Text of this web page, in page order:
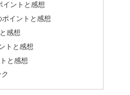
イントと感想
イントと感想
感想
トと感想
と感想